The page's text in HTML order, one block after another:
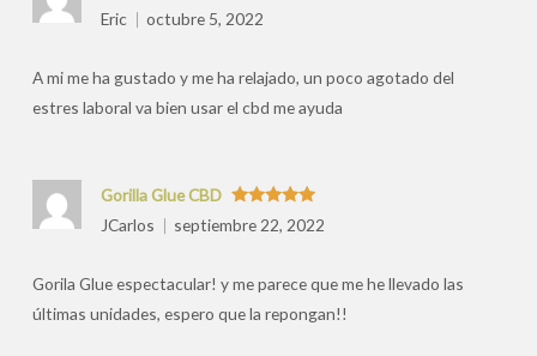
Valorado
con
Eric
octubre 5, 2022
A mi me ha gustado y me ha relajado, un poco agotado del
estres laboral va bien usar el cbd me ayuda
Valorado
con5de 5
Gorilla Glue CBD
JCarlos
septiembre 22, 2022
Gorila Glue espectacular! y me parece que me he llevado las
últimas unidades, espero que la repongan!!